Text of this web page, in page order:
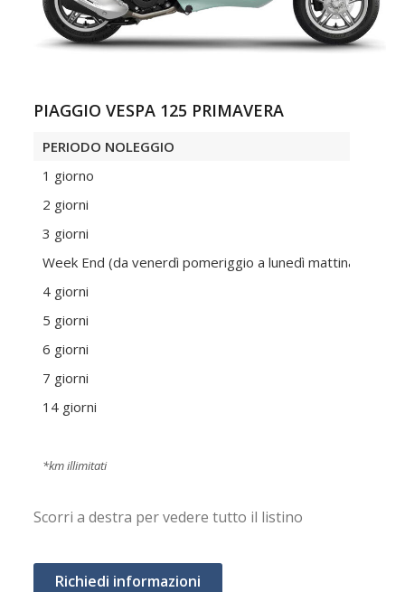
PIAGGIO VESPA 125 PRIMAVERA
PERIODO NOLEGGIO
1 giorno
2 giorni
3 giorni
Week End (da venerdì pomeriggio a lunedì mattina)
4 giorni
5 giorni
6 giorni
7 giorni
14 giorni
*km illimitati
Scorri a destra per vedere tutto il listino
Richiedi informazioni